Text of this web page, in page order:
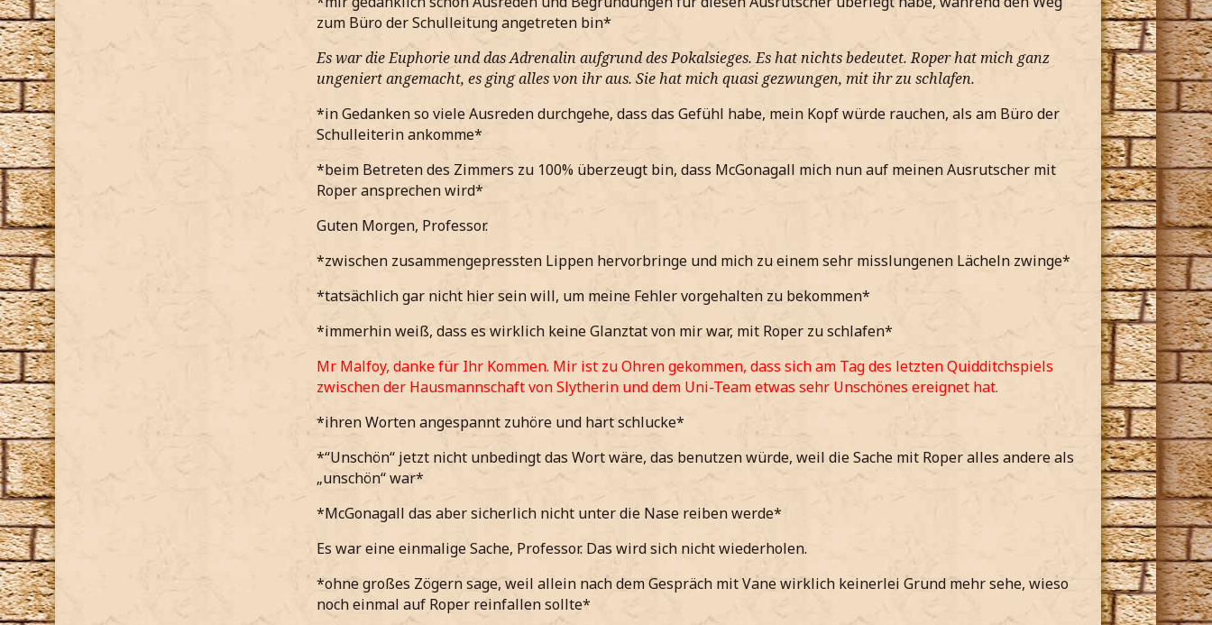
zum Büro der Schulleitung angetreten bin*
Es war die Euphorie und das Adrenalin aufgrund des Pokalsieges. Es hat nichts bedeutet. Roper hat mich ganz
ungeniert angemacht, es ging alles von ihr aus. Sie hat mich quasi gezwungen, mit ihr zu schlafen.
*in Gedanken so viele Ausreden durchgehe, dass das Gefühl habe, mein Kopf würde rauchen, als am Büro der
Schulleiterin ankomme*
*beim Betreten des Zimmers zu 100% überzeugt bin, dass McGonagall mich nun auf meinen Ausrutscher mit
Roper ansprechen wird*
Guten Morgen, Professor.
*zwischen zusammengepressten Lippen hervorbringe und mich zu einem sehr misslungenen Lächeln zwinge*
*tatsächlich gar nicht hier sein will, um meine Fehler vorgehalten zu bekommen*
*immerhin weiß, dass es wirklich keine Glanztat von mir war, mit Roper zu schlafen*
Mr Malfoy, danke für Ihr Kommen. Mir ist zu Ohren gekommen, dass sich am Tag des letzten Quidditchspiels
zwischen der Hausmannschaft von Slytherin und dem Uni-Team etwas sehr Unschönes ereignet hat.
*ihren Worten angespannt zuhöre und hart schlucke*
*“Unschön“ jetzt nicht unbedingt das Wort wäre, das benutzen würde, weil die Sache mit Roper alles andere als
„unschön“ war*
*McGonagall das aber sicherlich nicht unter die Nase reiben werde*
Es war eine einmalige Sache, Professor. Das wird sich nicht wiederholen.
*ohne großes Zögern sage, weil allein nach dem Gespräch mit Vane wirklich keinerlei Grund mehr sehe, wieso
noch einmal auf Roper reinfallen sollte*